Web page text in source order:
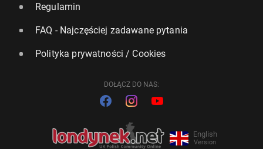
Regulamin
FAQ - Najczęściej zadawane pytania
Polityka prywatności / Cookies
DOŁĄCZ DO NAS:
English
Version